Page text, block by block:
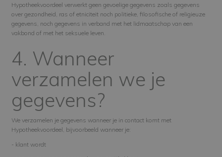
Hypotheekvoordeel verwerkt geen gevoelige gegevens zoals gegevens
over gezondheid, ras of etniciteit noch politieke, filosofische of religieuze
gegevens, noch gegevens in verband met het lidmaatschap van een
vakbond of met het seksuele leven.
4. Wanneer
verzamelen we je
gegevens?
We verzamelen je gegevens wanneer je in contact komt met
Hypotheekvoordeel, bijvoorbeeld wanneer je:
- klant wordt